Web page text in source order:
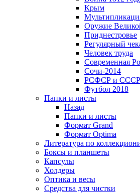
Крым
Оружие
Приднестровье
Регулярный
Человек труда
Современная
Сочи-2014
РСФСР и СССР
Футбол 2018
Папки и листы
Назад
Папки и листы
Формат Grand
Формат Optima
Литература по
Боксы и планшеты
Капсулы
Холдеры
Оптика и весы
Средства для чистки